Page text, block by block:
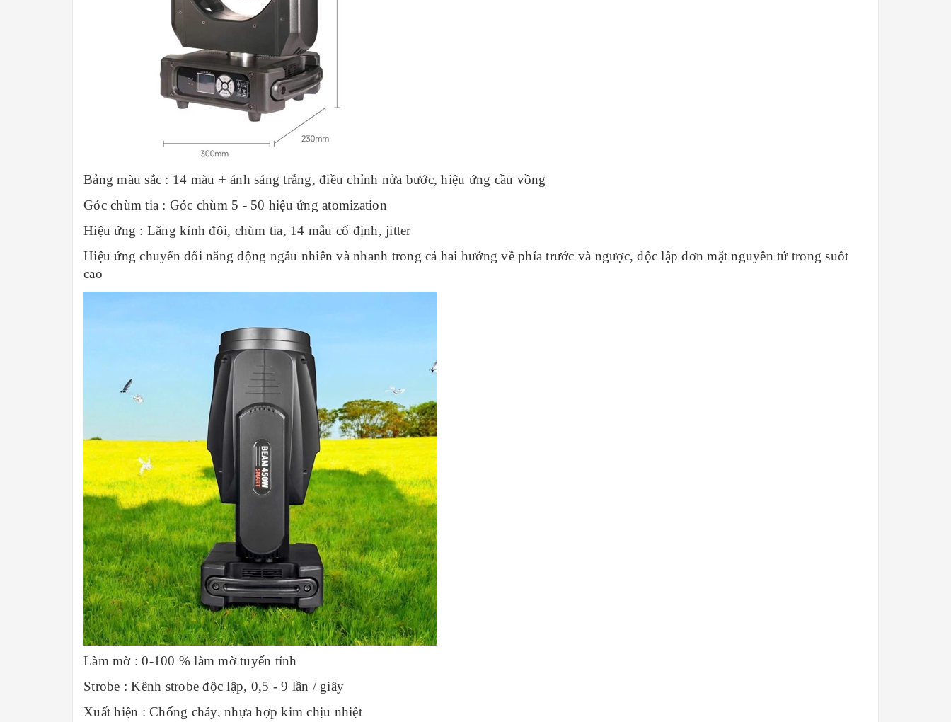
Bảng màu sắc : 14 màu + ánh sáng trắng, điều chỉnh nửa bước, hiệu ứng cầu vồng
Góc chùm tia : Góc chùm 5 - 50 hiệu ứng atomization
Hiệu ứng : Lăng kính đôi, chùm tia, 14 mẫu cố định, jitter
Hiệu ứng chuyển đổi năng động ngẫu nhiên và nhanh trong cả hai hướng về phía trước và ngược, độc lập đơn mặt nguyên tử trong suốt
cao
Làm mờ : 0-100 % làm mờ tuyến tính
Strobe : Kênh strobe độc lập, 0,5 - 9 lần / giây
Xuất hiện : Chống cháy, nhựa hợp kim chịu nhiệt